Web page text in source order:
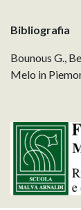
Bibliografia
Bounous G.,
Melo in